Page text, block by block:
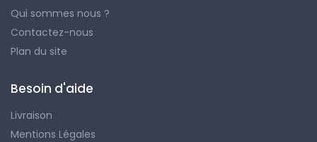
Qui sommes nous ?
Contactez-nous
Plan du site
Besoin d'aide
Livraison
Mentions Légales